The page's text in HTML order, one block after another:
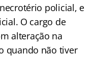
policial, e
O cargo de
alteração na
quando não tiver